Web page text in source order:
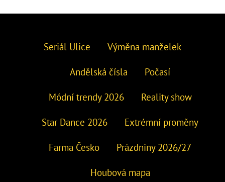
Seriál Ulice Výměna manželek
Andělská čísla Počasí
Módní trendy 2026 Reality show
Star Dance 2026 Extrémní proměny
Farma Česko Prázdniny 2026/27
Houbová mapa